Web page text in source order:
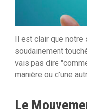
Il est clair que notre
soudainement
vais pas dire
manière ou d'une
Le